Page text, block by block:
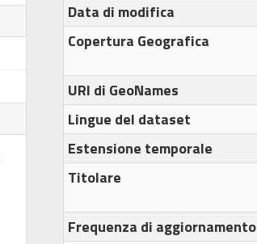
Data di modifica
Copertura Geografica
URI di GeoNames
Lingue del dataset
Estensione temporale
Titolare
Frequenza di aggiornamento